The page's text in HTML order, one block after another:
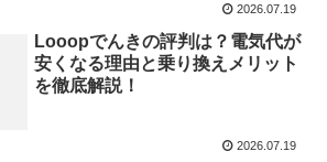
2026.07.19
Looopでんきの評判は？電気代が
安くなる理由と乗り換えメリット
を徹底解説！
2026.07.19